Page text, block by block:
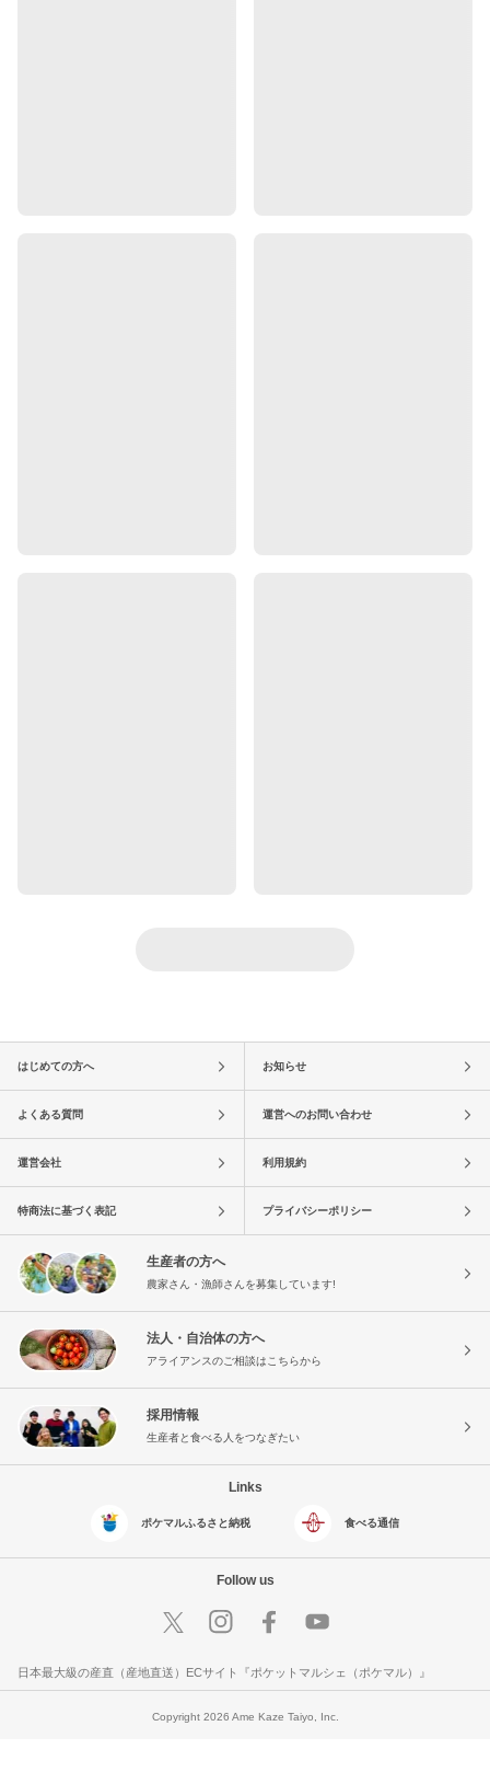
はじめての方へ お知らせ
よくある質問 運営へのお問い合わせ
運営会社 利用規約
特商法に基づく表記 プライバシーポリシー
生産者の方へ
農家さん・漁師さんを募集しています!
法人・自治体の方へ
アライアンスのご相談はこちらから
採用情報
生産者と食べる人をつなぎたい
Links
ポケマルふるさと納税 食べる通信
Follow us
日本最大級の産直（産地直送）ECサイト『ポケットマルシェ（ポケマル）』
Copyright 2026 Ame Kaze Taiyo, Inc.